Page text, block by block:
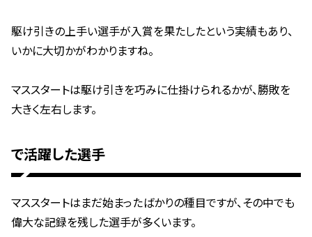
駆け引きの上手い選手が入賞を果たしたという実績もあり、
いかに大切かがわかりますね。
マススタートは駆け引きを巧みに仕掛けられるかが、勝敗を
大きく左右します。
で活躍した選手
マススタートはまだ始まったばかりの種目ですが、その中でも
偉大な記録を残した選手が多くいます。